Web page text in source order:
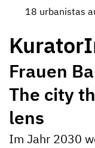
18 urbanistas
Frauen
The city
lens
Im Jahr 2030